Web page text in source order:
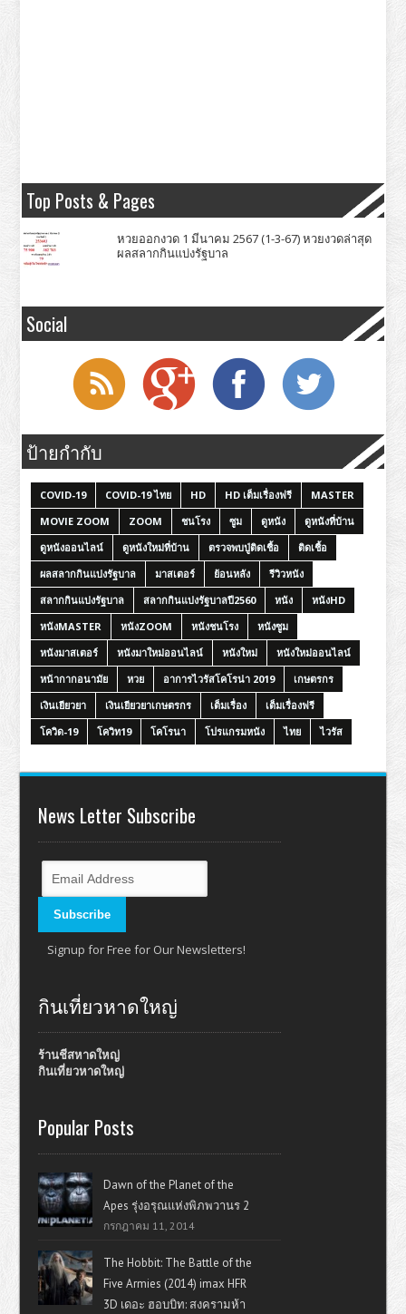
Top Posts & Pages
หวยออกงวด 1 มีนาคม 2567 (1-3-67) หวยงวดล่าสุด
ผลสลากกินแบ่งรัฐบาล
Social
ป้ายกำกับ
COVID-19 COVID-19 ไทย HD HD เต็มเรื่องฟรี
MASTER
MOVIE ZOOM
ZOOM ชนโรง ซูม ดูหนัง
ดูหนังที่บ้าน
ดูหนังออนไลน์
ดูหนังใหม่ที่บ้าน ตรวจพบปู่ติดเชื้อ
ติดเชื้อ
ผลสลากกินแบ่งรัฐบาล
มาสเตอร์ ย้อนหลัง
รีวิวหนัง
สลากกินแบ่งรัฐบาล
สลากกินแบ่งรัฐบาลปี2560 หนัง
หนังHD
หนังMASTER
หนังZOOM หนังชนโรง
หนังซูม
หนังมาสเตอร์
หนังมาใหม่ออนไลน์ หนังใหม่
หนังใหม่ออนไลน์
หน้ากากอนามัย
หวย อาการไวรัสโคโรน่า 2019
เกษตรกร
เงินเยียวยา
เงินเยียวยาเกษตรกร เต็มเรื่อง
เต็มเรื่องฟรี
โควิด-19
โควิท19 โคโรนา โปรแกรมหนัง ไทย ไวรัส
News Letter Subscribe
Signup for Free for Our Newsletters!
กินเที่ยวหาดใหญ่
ร้านชีสหาดใหญ่
กินเที่ยวหาดใหญ่
Popular Posts
Dawn of the Planet of the
Apes รุ่งอรุณแห่งพิภพวานร 2
กรกฎาคม 11, 2014
The Hobbit: The Battle of the
Five Armies (2014) imax HFR
3D เดอะ ฮอบบิท: สงครามห้า